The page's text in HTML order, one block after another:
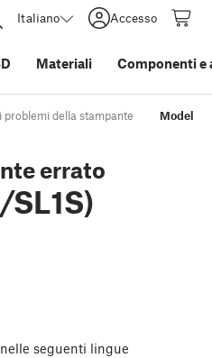
Italiano Accesso
Materiali Componenti e
problemi della stampante Modello
errato
SL1S)
seguenti lingue